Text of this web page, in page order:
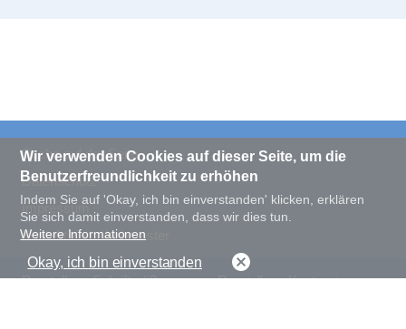
Darstellung Schriftgröße Darstellung Kontrast
Suche auf der Seite
Datenschutz
Impressum
Kontakt zum Webmaster
Wir verwenden Cookies auf dieser Seite, um die
Benutzerfreundlichkeit zu erhöhen
Indem Sie auf 'Okay, ich bin einverstanden' klicken, erklären
Sie sich damit einverstanden, dass wir dies tun.
Weitere Informationen
Okay, ich bin einverstanden